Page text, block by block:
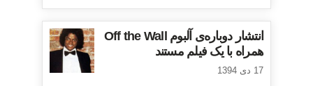
انتشار دوباره‌ی آلبوم Off the Wall
همراه با یک فیلم مستند
17 دی 1394